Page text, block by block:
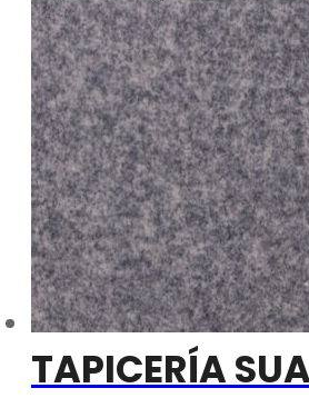
TAPICERÍA